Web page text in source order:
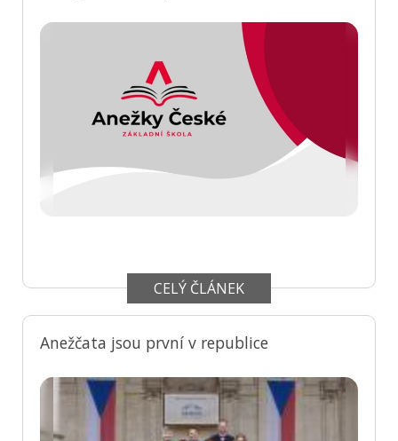
CELÝ ČLÁNEK
Anežčata jsou první v republice